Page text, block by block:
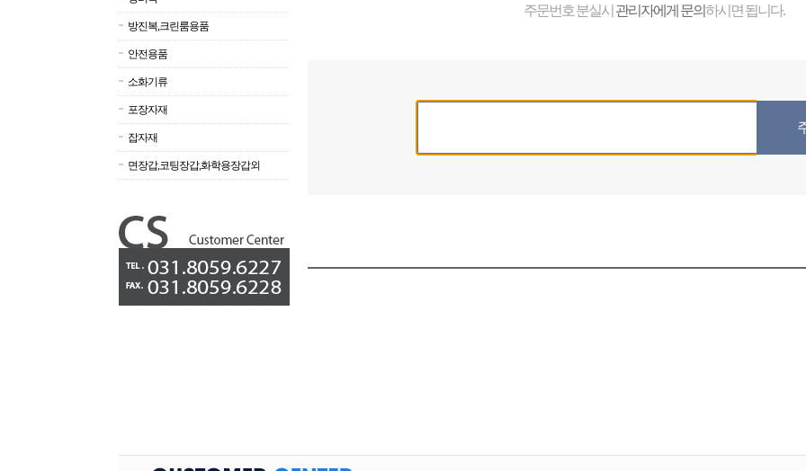
방진복,크린룸용품
안전용품
소화기류
포장자재
잡자재
면장갑,코팅장갑,화학용장갑외
주문번호 분실시 관리자에게 문의하시면 됩니다.